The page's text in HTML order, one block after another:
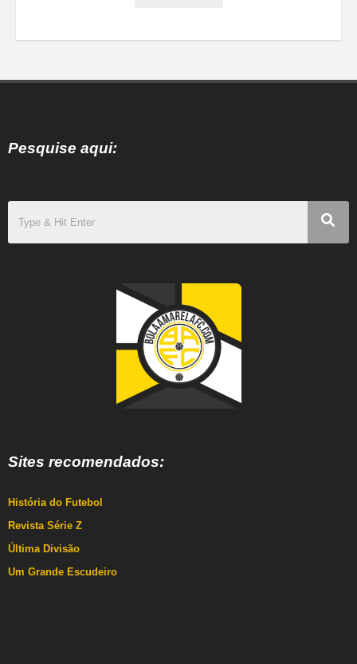
Pesquise aqui:
Sites recomendados:
História do Futebol
Revista Série Z
Última Divisão
Um Grande Escudeiro